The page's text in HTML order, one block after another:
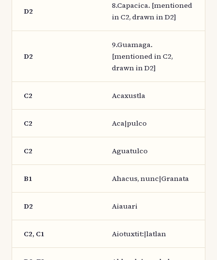
D2
8.Capacica. [mentioned
in C2, drawn in D2]
D2
9.Guamaga.
[mentioned in C2,
drawn in D2]
C2 Acaxustla
C2 Aca|pulco
C2 Aguatulco
B1 Ahacus, nunc|Granata
D2 Aiauari
C2, C1 Aiotuxtit:|latlan